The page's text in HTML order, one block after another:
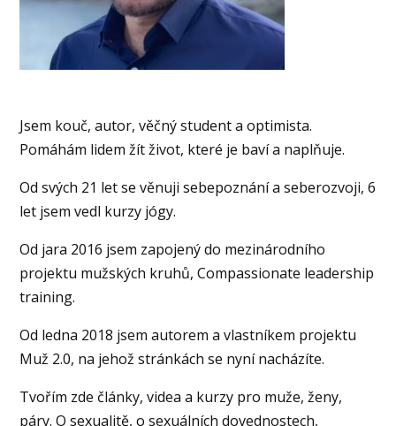
Jsem kouč, autor, věčný student a optimista.
Pomáhám lidem žít život, které je baví a naplňuje.
Od svých 21 let se věnuji sebepoznání a seberozvoji, 6
let jsem vedl kurzy jógy.
Od jara 2016 jsem zapojený do mezinárodního
projektu mužských kruhů, Compassionate leadership
training.
Od ledna 2018 jsem autorem a vlastníkem projektu
Muž 2.0, na jehož stránkách se nyní nacházíte.
Tvořím zde články, videa a kurzy pro muže, ženy,
páry. O sexualitě, o sexuálních dovednostech,